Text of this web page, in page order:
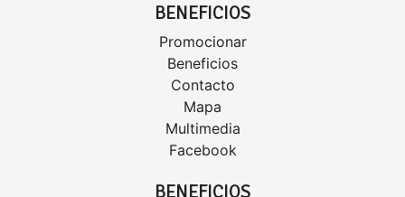
BENEFICIOS
Promocionar
Beneficios
Contacto
Mapa
Multimedia
Facebook
BENEFICIOS